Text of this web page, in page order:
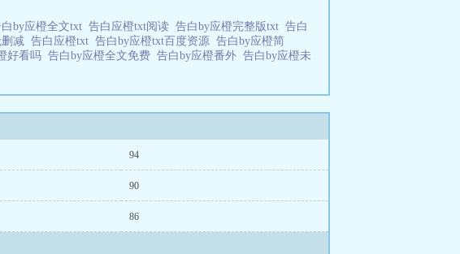
by应橙全文txt 告白应橙txt阅读 告白by应橙完整版txt 告白
减 告白应橙txt 告白by应橙txt百度资源 告白by应橙简
好看吗 告白by应橙全文免费 告白by应橙番外 告白by应橙未
94
90
86